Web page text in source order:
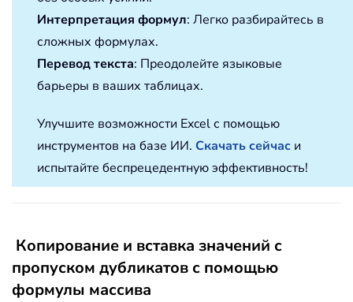
Интерпретация формул: Легко разбирайтесь в
сложных формулах.
Перевод текста: Преодолейте языковые
барьеры в ваших таблицах.
Улучшите возможности Excel с помощью
инструментов на базе ИИ. Скачать сейчас и
испытайте беспрецедентную эффективность!
Копирование и вставка значений с
пропуском дубликатов с помощью
формулы массива